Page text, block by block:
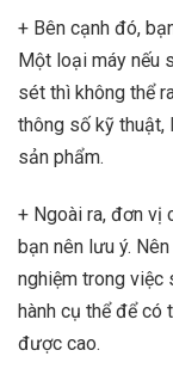
+ Bên cạnh đó,
Một loại máy nếu
sét thì không thể
thông số kỹ thuật,
sản phẩm.
+ Ngoài ra, đơn vị
bạn nên lưu ý.
nghiệm trong việc
hành cụ thể để có
được cao.